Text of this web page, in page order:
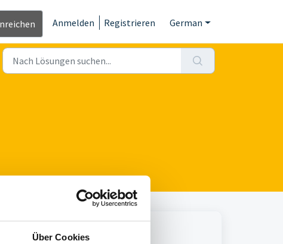
Über Cookies
Anmelden Registrieren German
Print